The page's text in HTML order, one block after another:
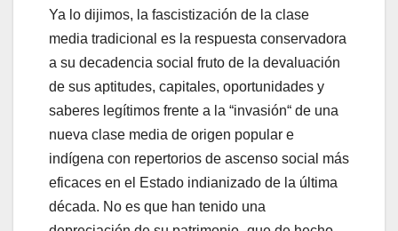
Ya lo dijimos, la fascistización de la clase
media tradicional es la respuesta conservadora
a su decadencia social fruto de la devaluación
de sus aptitudes, capitales, oportunidades y
saberes legítimos frente a la “invasión“ de una
nueva clase media de origen popular e
indígena con repertorios de ascenso social más
eficaces en el Estado indianizado de la última
década. No es que han tenido una